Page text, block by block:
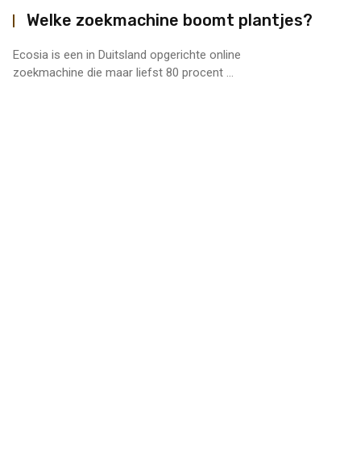
Welke zoekmachine boomt plantjes?
Ecosia is een in Duitsland opgerichte online
zoekmachine die maar liefst 80 procent ...